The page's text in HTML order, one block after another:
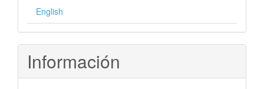
English
Información